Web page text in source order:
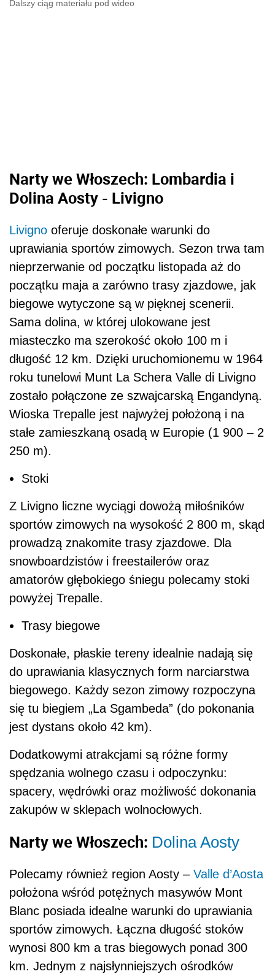
Dalszy ciąg materiału pod wideo
Narty we Włoszech: Lombardia i
Dolina Aosty - Livigno
Livigno oferuje doskonałe warunki do
uprawiania sportów zimowych. Sezon trwa tam
nieprzerwanie od początku listopada aż do
początku maja a zarówno trasy zjazdowe, jak
biegowe wytyczone są w pięknej scenerii.
Sama dolina, w której ulokowane jest
miasteczko ma szerokość około 100 m i
długość 12 km. Dzięki uruchomionemu w 1964
roku tunelowi Munt La Schera Valle di Livigno
zostało połączone ze szwajcarską Engandyną.
Wioska Trepalle jest najwyżej położoną i na
stałe zamieszkaną osadą w Europie (1 900 – 2
250 m).
Stoki
Z Livigno liczne wyciągi dowożą miłośników
sportów zimowych na wysokość 2 800 m, skąd
prowadzą znakomite trasy zjazdowe. Dla
snowboardzistów i freestailerów oraz
amatorów głębokiego śniegu polecamy stoki
powyżej Trepalle.
Trasy biegowe
Doskonałe, płaskie tereny idealnie nadają się
do uprawiania klasycznych form narciarstwa
biegowego. Każdy sezon zimowy rozpoczyna
się tu biegiem „La Sgambeda” (do pokonania
jest dystans około 42 km).
Dodatkowymi atrakcjami są różne formy
spędzania wolnego czasu i odpoczynku:
spacery, wędrówki oraz możliwość dokonania
zakupów w sklepach wolnocłowych.
Narty we Włoszech: Dolina Aosty
Polecamy również region Aosty – Valle d’Aosta
położona wśród potężnych masywów Mont
Blanc posiada idealne warunki do uprawiania
sportów zimowych. Łączna długość stoków
wynosi 800 km a tras biegowych ponad 300
km. Jednym z najsłynniejszych ośrodków